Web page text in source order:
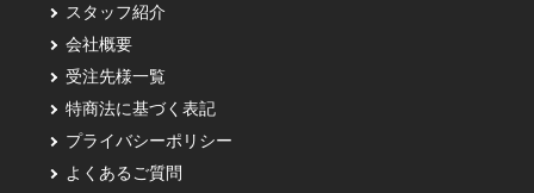
スタッフ紹介
会社概要
受注先様一覧
特商法に基づく表記
プライバシーポリシー
よくあるご質問